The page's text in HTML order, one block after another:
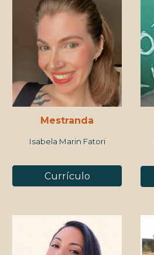
Mestranda
Isabela Marin Fatori
Currículo